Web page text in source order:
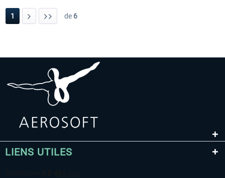
1 de 6
LIENS UTILES